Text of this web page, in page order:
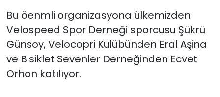
Bu öenmli organizasyona ülkemizden
Velospeed Spor Derneği sporcusu Şükrü
Günsoy, Velocopri Kulübünden Eral Aşina
ve Bisiklet Sevenler Derneğinden Ecvet
Orhon katılıyor.